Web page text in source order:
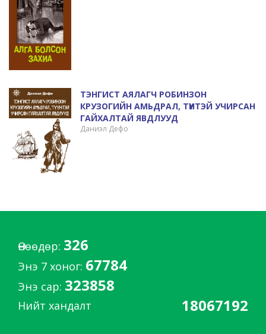
ТЭНГИСТ АЯЛАГЧ РОБИНЗОН
КРУЗОГИЙН АМЬДРАЛ, ТҮҮНТЭЙ УЧИРСАН
ГАЙХАЛТАЙ ЯВДЛУУД
Даниэл Дефо
Өнөөдөр: 326
Энэ 7 хоног: 67784
Энэ сар: 323858
Нийт хандалт 18067192